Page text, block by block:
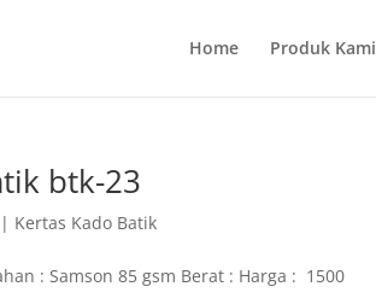
Home Produk Kami
btk-23
| Kertas Kado Batik
: Samson 85 gsm Berat : Harga : 1500